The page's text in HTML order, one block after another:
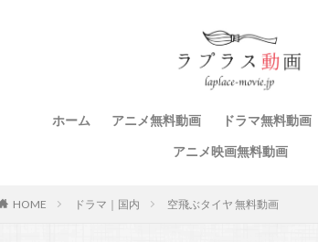
ホーム アニメ無料動画 ドラマ無料動画
アニメ映画無料動画
HOME ドラマ｜国内 空飛ぶタイヤ 無料動画